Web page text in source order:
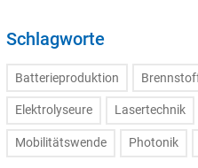
Schlagworte
Batterieproduktion
Elektrolyseure Lasertechnik
Mobilitätswende Photonik